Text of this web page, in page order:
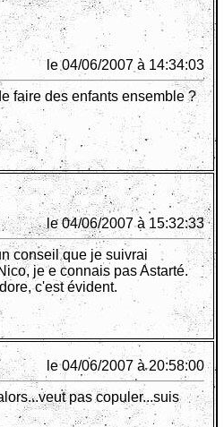
le 04/06/2007 à 14:34:03
faire des enfants ensemble ?
le 04/06/2007 à 15:32:33
conseil que je suivrai
je e connais pas Astarté.
c'est évident.
le 04/06/2007 à 20:58:00
pas copuler...suis